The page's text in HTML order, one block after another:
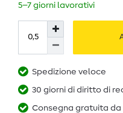
5–7 giorni lavorativi
Spedizione veloce
30 giorni di diritto di
Consegna gratuita da